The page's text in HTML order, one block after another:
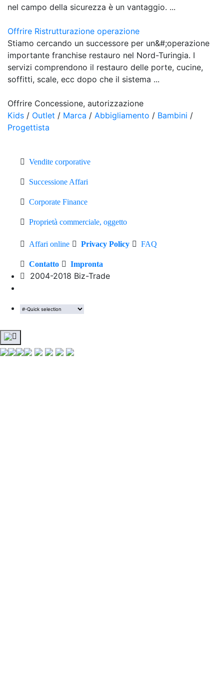
nel campo della sicurezza è un vantaggio. ...
Offrire Ristrutturazione operazione
Stiamo cercando un successore per un&#;operazione
importante franchise restauro nel Nord-Turingia. I
servizi comprendono il restauro delle porte, cucine,
soffitti, scale, ecc dopo che il sistema ...
Offrire Concessione, autorizzazione
Kids / Outlet / Marca / Abbigliamento / Bambini /
Progettista
Vendite corporative
Successione Affari
Corporate Finance
Proprietà commerciale, oggetto
Affari online Privacy Policy FAQ
Contatto Impronta
2004-2018 Biz-Trade